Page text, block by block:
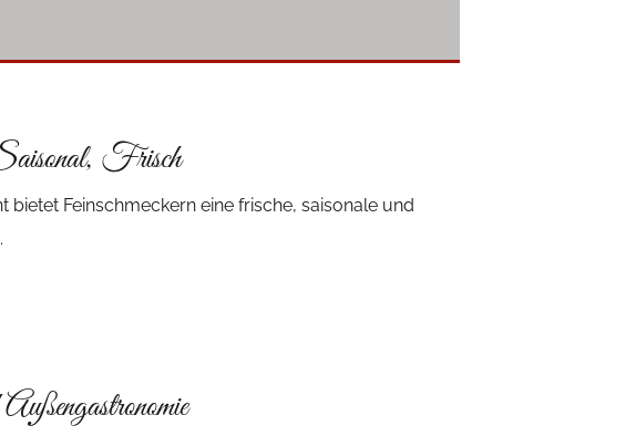
Frisch
bietet Feinschmeckern eine frische, saisonale und